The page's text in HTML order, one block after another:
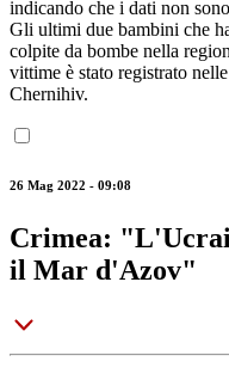
indicando che i dati non
Gli ultimi due bambini che
colpite da bombe nella
vittime è stato registrato
Chernihiv.
26 Mag 2022 - 09:08
Crimea:
il Mar d'Azov"